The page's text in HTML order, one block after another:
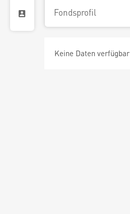
Fondsprofil
Keine Daten verfügbar